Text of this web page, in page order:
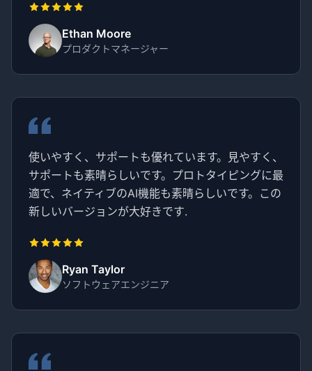
Ethan Moore
プロダクトマネージャー
使いやすく、サポートも優れています。見やすく、
サポートも素晴らしいです。プロトタイピングに最
適で、ネイティブのAI機能も素晴らしいです。この
新しいバージョンが大好きです.
Ryan Taylor
ソフトウェアエンジニア